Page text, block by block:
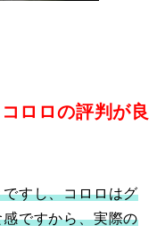
ロロの評判が良
すし、コロロはグ
ですから、実際の